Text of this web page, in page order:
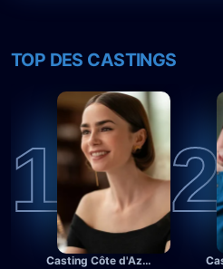
TOP DES CASTINGS
1
Casting Côte d'Azur : figurants lookés de 18 à 60 ans pour Emily in Paris avec Lily Collins
2